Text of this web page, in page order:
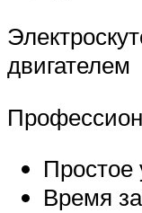
двигателем
Простое
Время